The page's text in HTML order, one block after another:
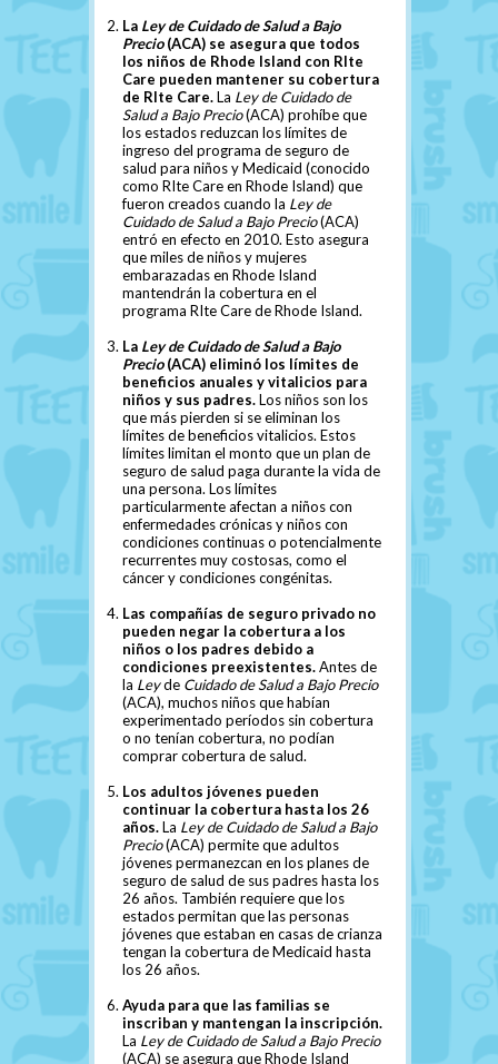
La Ley de Cuidado de Salud a Bajo
Precio(ACA) se asegura que todos
los niños de Rhode Island con RIte
Care pueden mantener su cobertura
de RIte Care.La Ley de Cuidado de
Salud a Bajo Precio(ACA) prohíbe que
los estados reduzcan los límites de
ingreso del programa de seguro de
salud para niños y Medicaid (conocido
como RIte Care en Rhode Island) que
fueron creados cuando la Ley de
Cuidado de Salud a Bajo Precio(ACA)
entró en efecto en 2010. Esto asegura
que miles de niños y mujeres
embarazadas en Rhode Island
mantendrán la cobertura en el
programa RIte Care de Rhode Island.
La Ley de Cuidado de Salud a Bajo
Precio(ACA) eliminó los límites de
beneficios anuales y vitalicios para
niños y sus padres.Los niños son los
que más pierden si se eliminan los
límites de beneficios vitalicios. Estos
límites limitan el monto que un plan de
seguro de salud paga durante la vida de
una persona. Los límites
particularmente afectan a niños con
enfermedades crónicas y niños con
condiciones continuas o potencialmente
recurrentes muy costosas, como el
cáncer y condiciones congénitas.
Las compañías de seguro privado no
pueden negar la cobertura a los
niños o los padres debido a
condiciones preexistentes.Antes de
la Leyde Cuidado de Salud a Bajo Precio
(ACA), muchos niños que habían
experimentado períodos sin cobertura
o no tenían cobertura, no podían
comprar cobertura de salud.
Los adultos jóvenes pueden
continuar la cobertura hasta los 26
años.La Ley de Cuidado de Salud a Bajo
Precio(ACA) permite que adultos
jóvenes permanezcan en los planes de
seguro de salud de sus padres hasta los
26 años. También requiere que los
estados permitan que las personas
jóvenes que estaban en casas de crianza
tengan la cobertura de Medicaid hasta
los 26 años.
Ayuda para que las familias se
inscriban y mantengan la inscripción.
La Ley de Cuidado de Salud a Bajo Precio
(ACA) se asegura que Rhode Island